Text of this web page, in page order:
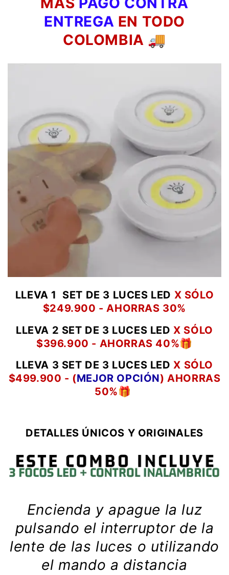
ENTREGA EN TODO
COLOMBIA 🚚
LLEVA 1 SET DE 3 LUCES LED X SÓLO
$249.900 - AHORRAS 30%
LLEVA 2 SET DE 3 LUCES LEDX SÓLO
$396.900 - AHORRAS 40%🎁
LLEVA 3 SET DE 3 LUCES LED X SÓLO
$499.900 - (MEJOR OPCIÓN) AHORRAS
50%🎁
DETALLES ÚNICOS Y ORIGINALES
Encienda y apague la luz
pulsando el interruptor de la
lente de las luces o utilizando
el mando a distancia